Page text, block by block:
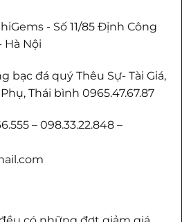
- Số 11/85 Định Công
Hà Nội
bạc đá quý Thêu Sự- Tài Giá,
Thái bình 0965.47.67.87
– 098.33.22.848 –